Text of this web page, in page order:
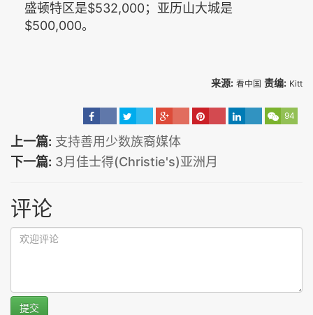
盛顿特区是$532,000；亚历山大城是
$500,000。
来源: 看中国 责编: Kitt
94
上一篇: 支持善用少数族裔媒体
下一篇: 3月佳士得(Christie's)亚洲月
评论
提交